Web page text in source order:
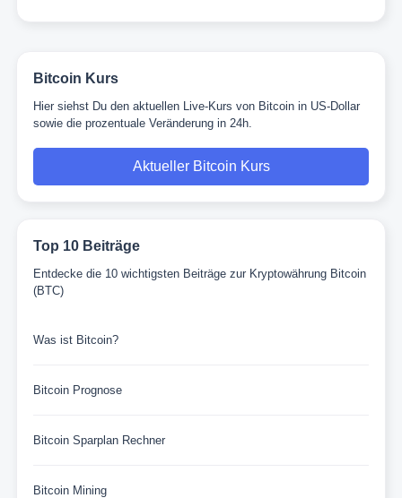
Bitcoin Kurs
Hier siehst Du den aktuellen Live-Kurs von Bitcoin in US-Dollar
sowie die prozentuale Veränderung in 24h.
Aktueller Bitcoin Kurs
Top 10 Beiträge
Entdecke die 10 wichtigsten Beiträge zur Kryptowährung Bitcoin
(BTC)
Was ist Bitcoin?
Bitcoin Prognose
Bitcoin Sparplan Rechner
Bitcoin Mining